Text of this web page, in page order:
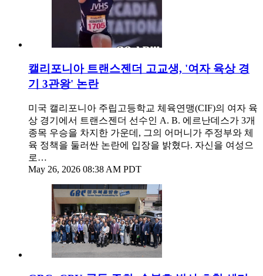
캘리포니아 트랜스젠더 고교생, '여자 육상 경
기 3관왕' 논란
미국 캘리포니아 주립고등학교 체육연맹(CIF)의 여자 육
상 경기에서 트랜스젠더 선수인 A. B. 에르난데스가 3개
종목 우승을 차지한 가운데, 그의 어머니가 주정부와 체
육 정책을 둘러싼 논란에 입장을 밝혔다. 자신을 여성으
로…
May 26, 2026 08:38 AM PDT